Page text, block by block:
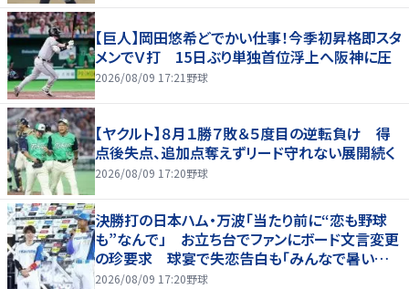
【巨人】岡田悠希どでかい仕事！今季初昇格即スタ
メンでＶ打 15日ぶり単独首位浮上へ阪神に圧
2026/08/09 17:21 野球
【ヤクルト】８月１勝７敗＆５度目の逆転負け 得
点後失点、追加点奪えずリード守れない展開続く
2026/08/09 17:20野球
決勝打の日本ハム・万波「当たり前に“恋も野球
も”なんで」 お立ち台でファンにボード文言変更
の珍要求 球宴で失恋告白も「みんなで暑い夏
にしましょう！」
2026/08/09 17:20野球